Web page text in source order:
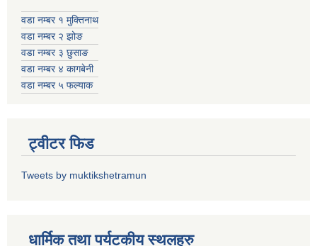
वडा नम्बर १ मुक्तिनाथ
वडा नम्बर २ झोङ
वडा नम्बर ३ छुसाङ
वडा नम्बर ४ कागबेनी
वडा नम्बर ५ फल्याक
ट्वीटर फिड
Tweets by muktikshetramun
धार्मिक तथा पर्यटकीय स्थलहरु